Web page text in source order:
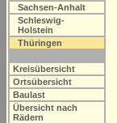
Sachsen-Anhalt
Schleswig-
Holstein
Thüringen
Kreisübersicht
Ortsübersicht
Baulast
Übersicht nach
Rädern